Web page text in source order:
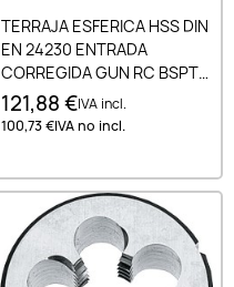
TERRAJA ESFERICA HSS DIN
EN 24230 ENTRADA
CORREGIDA GUN RC BSPT
1/2-14
121,88 €IVA incl.
100,73 €IVA no incl.